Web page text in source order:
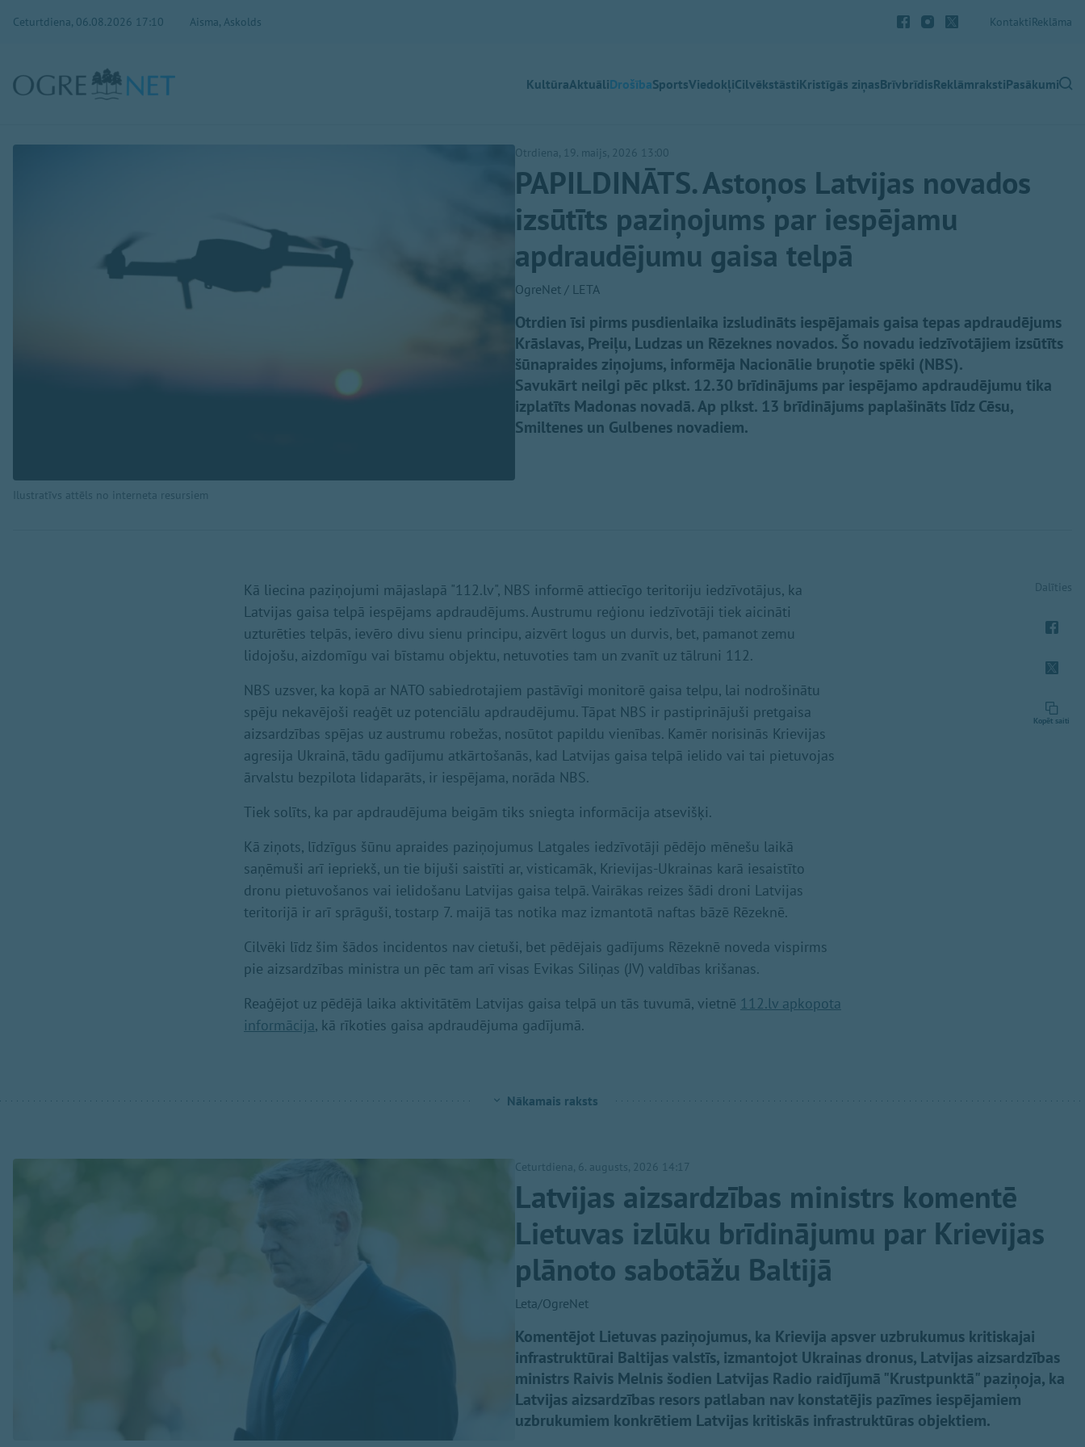
Ceturtdiena, 06.08.2026 17:10 Aisma, Askolds KontaktiReklāma
KultūraAktuāliDrošībaSportsViedokļiCilvēkstāstiKristīgās ziņasBrīvbrīdisReklāmrakstiPasākumi
Ilustratīvs attēls no interneta resursiem
Otrdiena, 19. maijs, 2026 13:00
PAPILDINĀTS. Astoņos Latvijas novados
izsūtīts paziņojums par iespējamu
apdraudējumu gaisa telpā
OgreNet / LETA
Otrdien īsi pirms pusdienlaika izsludināts iespējamais gaisa tepas apdraudējums
Krāslavas, Preiļu, Ludzas un Rēzeknes novados. Šo novadu iedzīvotājiem izsūtīts
šūnapraides ziņojums, informēja Nacionālie bruņotie spēki (NBS).
Savukārt neilgi pēc plkst. 12.30 brīdinājums par iespējamo apdraudējumu tika
izplatīts Madonas novadā. Ap plkst. 13 brīdinājums paplašināts līdz Cēsu,
Smiltenes un Gulbenes novadiem.
Kā liecina paziņojumi mājaslapā "112.lv", NBS informē attiecīgo teritoriju iedzīvotājus, ka
Latvijas gaisa telpā iespējams apdraudējums. Austrumu reģionu iedzīvotāji tiek aicināti
uzturēties telpās, ievēro divu sienu principu, aizvērt logus un durvis, bet, pamanot zemu
lidojošu, aizdomīgu vai bīstamu objektu, netuvoties tam un zvanīt uz tālruni 112.
NBS uzsver, ka kopā ar NATO sabiedrotajiem pastāvīgi monitorē gaisa telpu, lai nodrošinātu
spēju nekavējoši reaģēt uz potenciālu apdraudējumu. Tāpat NBS ir pastiprinājuši pretgaisa
aizsardzības spējas uz austrumu robežas, nosūtot papildu vienības. Kamēr norisinās Krievijas
agresija Ukrainā, tādu gadījumu atkārtošanās, kad Latvijas gaisa telpā ielido vai tai pietuvojas
ārvalstu bezpilota lidaparāts, ir iespējama, norāda NBS.
Tiek solīts, ka par apdraudējuma beigām tiks sniegta informācija atsevišķi.
Kā ziņots, līdzīgus šūnu apraides paziņojumus Latgales iedzīvotāji pēdējo mēnešu laikā
saņēmuši arī iepriekš, un tie bijuši saistīti ar, visticamāk, Krievijas-Ukrainas karā iesaistīto
dronu pietuvošanos vai ielidošanu Latvijas gaisa telpā. Vairākas reizes šādi droni Latvijas
teritorijā ir arī sprāguši, tostarp 7. maijā tas notika maz izmantotā naftas bāzē Rēzeknē.
Cilvēki līdz šim šādos incidentos nav cietuši, bet pēdējais gadījums Rēzeknē noveda vispirms
pie aizsardzības ministra un pēc tam arī visas Evikas Siliņas (JV) valdības krišanas.
Reaģējot uz pēdējā laika aktivitātēm Latvijas gaisa telpā un tās tuvumā, vietnē 112.lv apkopota
informācija, kā rīkoties gaisa apdraudējuma gadījumā.
Dalīties
Kopēt saiti
Nākamais raksts
Ceturtdiena, 6. augusts, 2026 14:17
Latvijas aizsardzības ministrs komentē
Lietuvas izlūku brīdinājumu par Krievijas
plānoto sabotāžu Baltijā
Leta/OgreNet
Komentējot Lietuvas paziņojumus, ka Krievija apsver uzbrukumus kritiskajai
infrastruktūrai Baltijas valstīs, izmantojot Ukrainas dronus, Latvijas aizsardzības
ministrs Raivis Melnis šodien Latvijas Radio raidījumā "Krustpunktā" paziņoja, ka
Latvijas aizsardzības resors patlaban nav konstatējis pazīmes iespējamiem
uzbrukumiem konkrētiem Latvijas kritiskās infrastruktūras objektiem.